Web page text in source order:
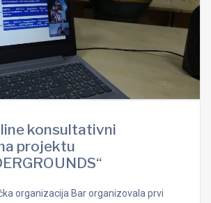
konsultativni
projektu
organizacija Bar organizovala prvi